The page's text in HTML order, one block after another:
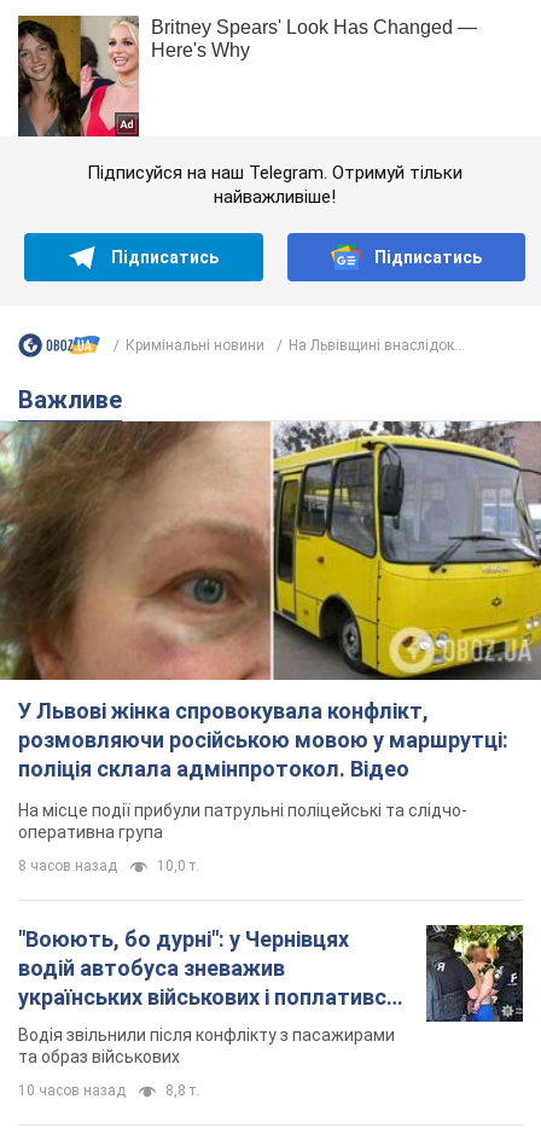
Підписуйся на наш Telegram. Отримуй тільки
найважливіше!
Підписатись Підписатись
Кримінальні новини На Львівщині внаслідок...
Важливе
У Львові жінка спровокувала конфлікт,
розмовляючи російською мовою у маршрутці:
поліція склала адмінпротокол. Відео
На місце події прибули патрульні поліцейські та слідчо-
оперативна група
8 часов назад 10,0 т.
"Воюють, бо дурні": у Чернівцях
водій автобуса зневажив
українських військових і поплатився.
Відео
Водія звільнили після конфлікту з пасажирами
та образ військових
10 часов назад 8,8 т.